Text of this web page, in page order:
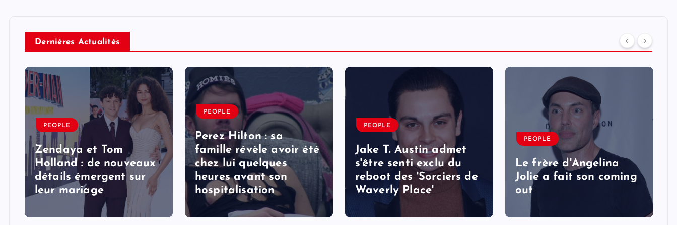
Derniéres Actualités
PEOPLE
Zendaya et Tom
Holland : de nouveaux
détails émergent sur
leur mariage
PEOPLE
Perez Hilton : sa
famille révèle avoir été
chez lui quelques
heures avant son
hospitalisation
PEOPLE
Jake T. Austin admet
s'être senti exclu du
reboot des 'Sorciers de
Waverly Place'
PEOPLE
Le frère d'Angelina
Jolie a fait son coming
out